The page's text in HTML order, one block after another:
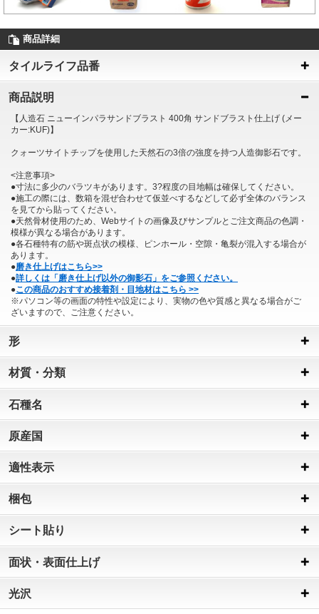
商品詳細
タイルライフ品番
商品説明
【人造石 ニューインパラサンドブラスト 400角 サンドブラスト仕上げ (メー
カー:KUF)】
クォーツサイトチップを使用した天然石の3倍の強度を持つ人造御影石です。
<注意事項>
●寸法に多少のバラツキがあります。3?程度の目地幅は確保してください。
●施工の際には、数箱を混ぜ合わせて仮並べするなどして必ず全体のバランス
を見てから貼ってください。
●天然骨材使用のため、Webサイトの画像及びサンプルとご注文商品の色調・
模様が異なる場合があります。
●各石種特有の筋や斑点状の模様、ピンホール・空隙・亀裂が混入する場合が
あります。
●磨き仕上げはこちら>>
●詳しくは「磨き仕上げ以外の御影石」をご参照ください。
●この商品のおすすめ接着剤・目地材はこちら >>
※パソコン等の画面の特性や設定により、実物の色や質感と異なる場合がご
ざいますので、ご注意ください。
形
材質・分類
石種名
原産国
適性表示
梱包
シート貼り
面状・表面仕上げ
光沢